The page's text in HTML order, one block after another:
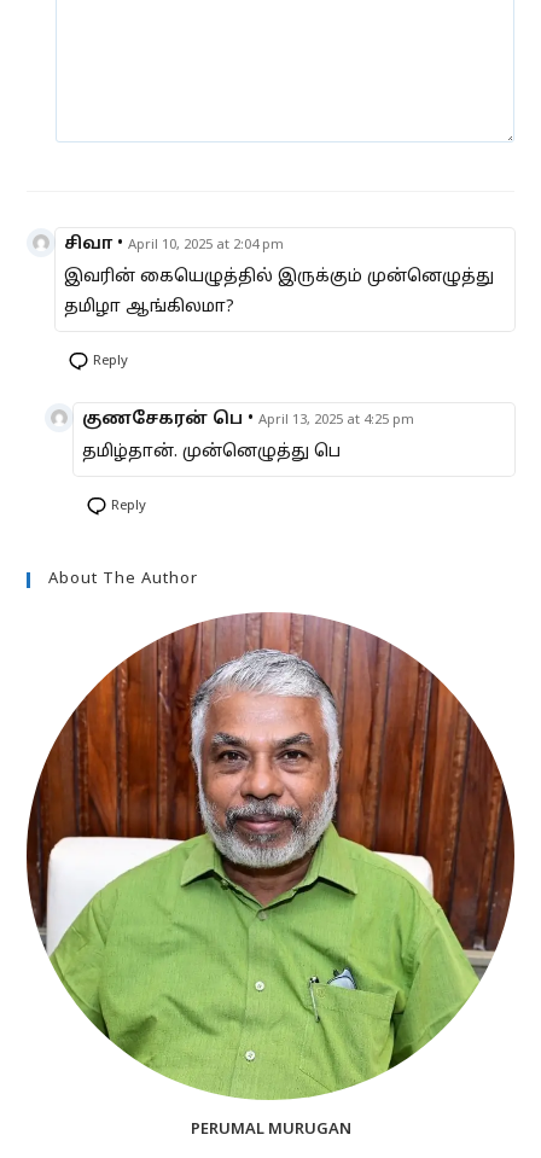
சிவா • April 10, 2025 at 2:04 pm
இவரின் கையெழுத்தில் இருக்கும் முன்னெழுத்து
தமிழா ஆங்கிலமா?
Reply
குணசேகரன் பெ • April 13, 2025 at 4:25 pm
தமிழ்தான். முன்னெழுத்து பெ
Reply
About The Author
PERUMAL MURUGAN